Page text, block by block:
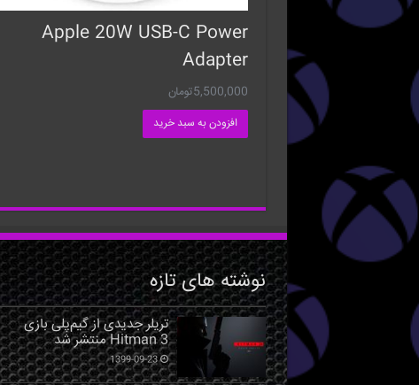
Apple 20W USB-C Power
Adapter
5,500,000تومان
افزودن به سبد خرید
نوشته های تازه
تریلر جدیدی از گیم‌پلی بازی
Hitman 3 منتشر شد
1399-09-23